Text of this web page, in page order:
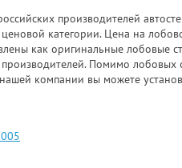
производителей
категории. Цена на
как оригинальные лобовые
Помимо лобовых
компании вы можете